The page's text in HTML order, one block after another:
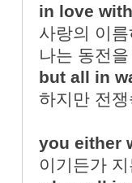
in love
사랑의 이
나는 동전
but all in
하지만 전
you either
이기든가